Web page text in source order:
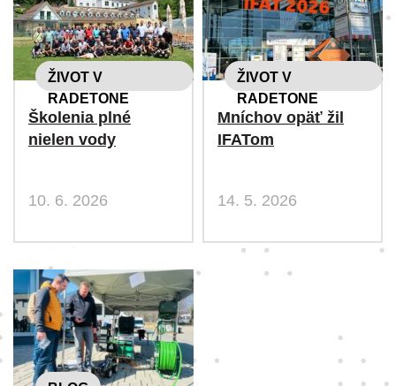
ŽIVOT V
RADETONE
Školenia plné
nielen vody
10. 6. 2026
ŽIVOT V
RADETONE
Mníchov opäť žil
IFATom
14. 5. 2026